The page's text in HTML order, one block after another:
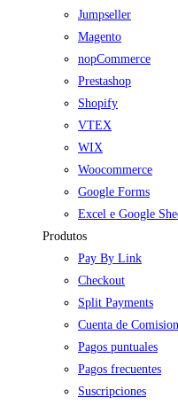
Jumpseller
Magento
nopCommerce
Prestashop
Shopify
VTEX
WIX
Woocommerce
Google Forms
Excel e Google
Produtos
Pay By Link
Checkout
Split Payments
Cuenta de
Pagos puntuales
Pagos frecuentes
Suscripciones